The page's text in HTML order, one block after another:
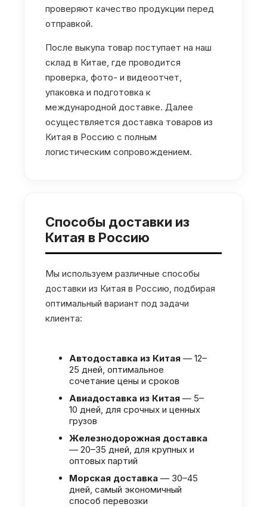
проверяют качество продукции перед
отправкой.
После выкупа товар поступает на наш
склад в Китае, где проводится
проверка, фото- и видеоотчет,
упаковка и подготовка к
международной доставке. Далее
осуществляется доставка товаров из
Китая в Россию с полным
логистическим сопровождением.
Способы доставки из
Китая в Россию
Мы используем различные способы
доставки из Китая в Россию, подбирая
оптимальный вариант под задачи
клиента:
Автодоставка из Китая — 12–
25 дней, оптимальное
сочетание цены и сроков
Авиадоставка из Китая — 5–
10 дней, для срочных и ценных
грузов
Железнодорожная доставка
— 20–35 дней, для крупных и
оптовых партий
Морская доставка — 30–45
дней, самый экономичный
способ перевозки